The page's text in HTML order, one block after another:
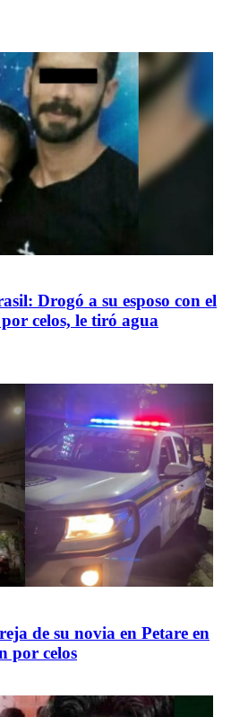
Drogó a su esposo con el
celos, le tiró agua
de su novia en Petare en
por celos